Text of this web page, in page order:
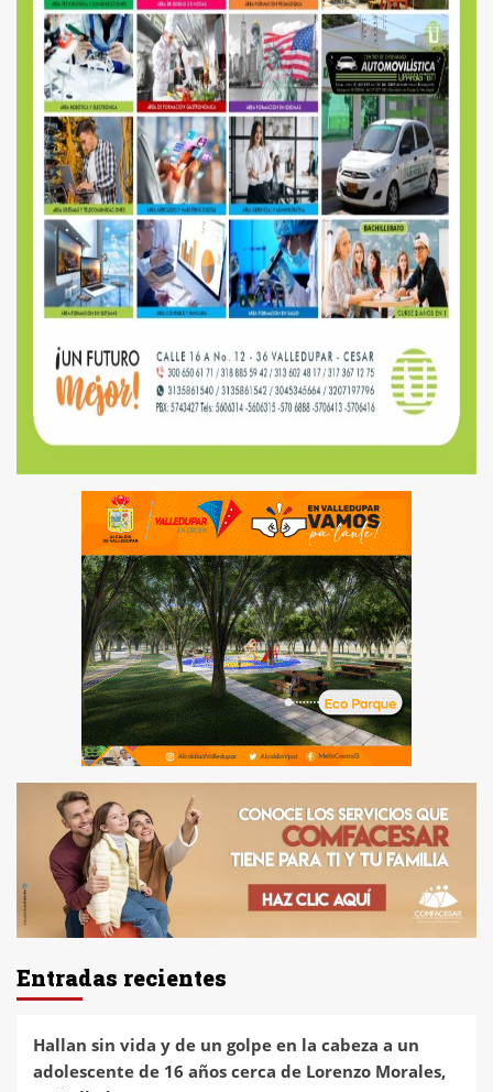
Entradas recientes
Hallan sin vida y de un golpe en la cabeza a un
adolescente de 16 años cerca de Lorenzo Morales,